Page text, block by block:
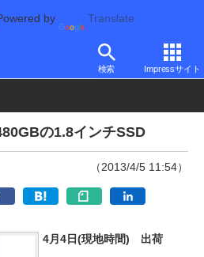
by Translate
検索 Impressサイト
の1.8インチSSD
（2013/4/5 11:54）
4月4日(現地時間) 出荷